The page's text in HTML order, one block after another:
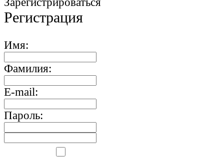
Регистрация
Имя:
Фамилия:
E-mail:
Пароль: